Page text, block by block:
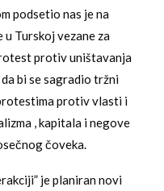
podsetio nas je na
u Turskoj vezane za
protiv uništavanja
bi se sagradio tržni
protiv vlasti i
, kapitala i negove
čoveka.
je planiran novi